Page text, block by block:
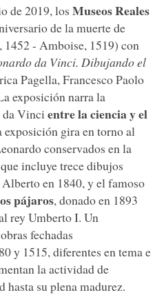
de 2019, los Museos Reales
de la muerte de
- Amboise, 1519) con
da Vinci. Dibujando el
Pagella, Francesco Paolo
exposición narra la
da Vinci entre la ciencia y el
exposición gira en torno al
conservados en la
incluye trece dibujos
en 1840, y el famoso
pájaros, donado en 1893
rey Umberto I. Un
fechadas
y 1515, diferentes en tema e
la actividad de
hasta su plena madurez.